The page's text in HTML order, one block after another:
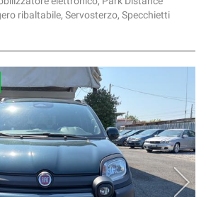
ribaltabile, Servosterzo, Specchietti